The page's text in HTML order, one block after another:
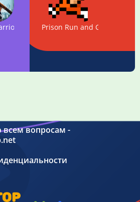
Action RPG Game
Prison Run and Gun
всем вопросам -